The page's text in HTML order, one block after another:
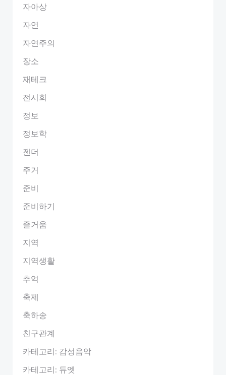
자아상
자연
자연주의
장소
재테크
전시회
정보
정보학
젠더
주거
준비
준비하기
즐거움
지역
지역생활
추억
축제
축하송
친구관계
카테고리: 감성음악
카테고리: 듀엣